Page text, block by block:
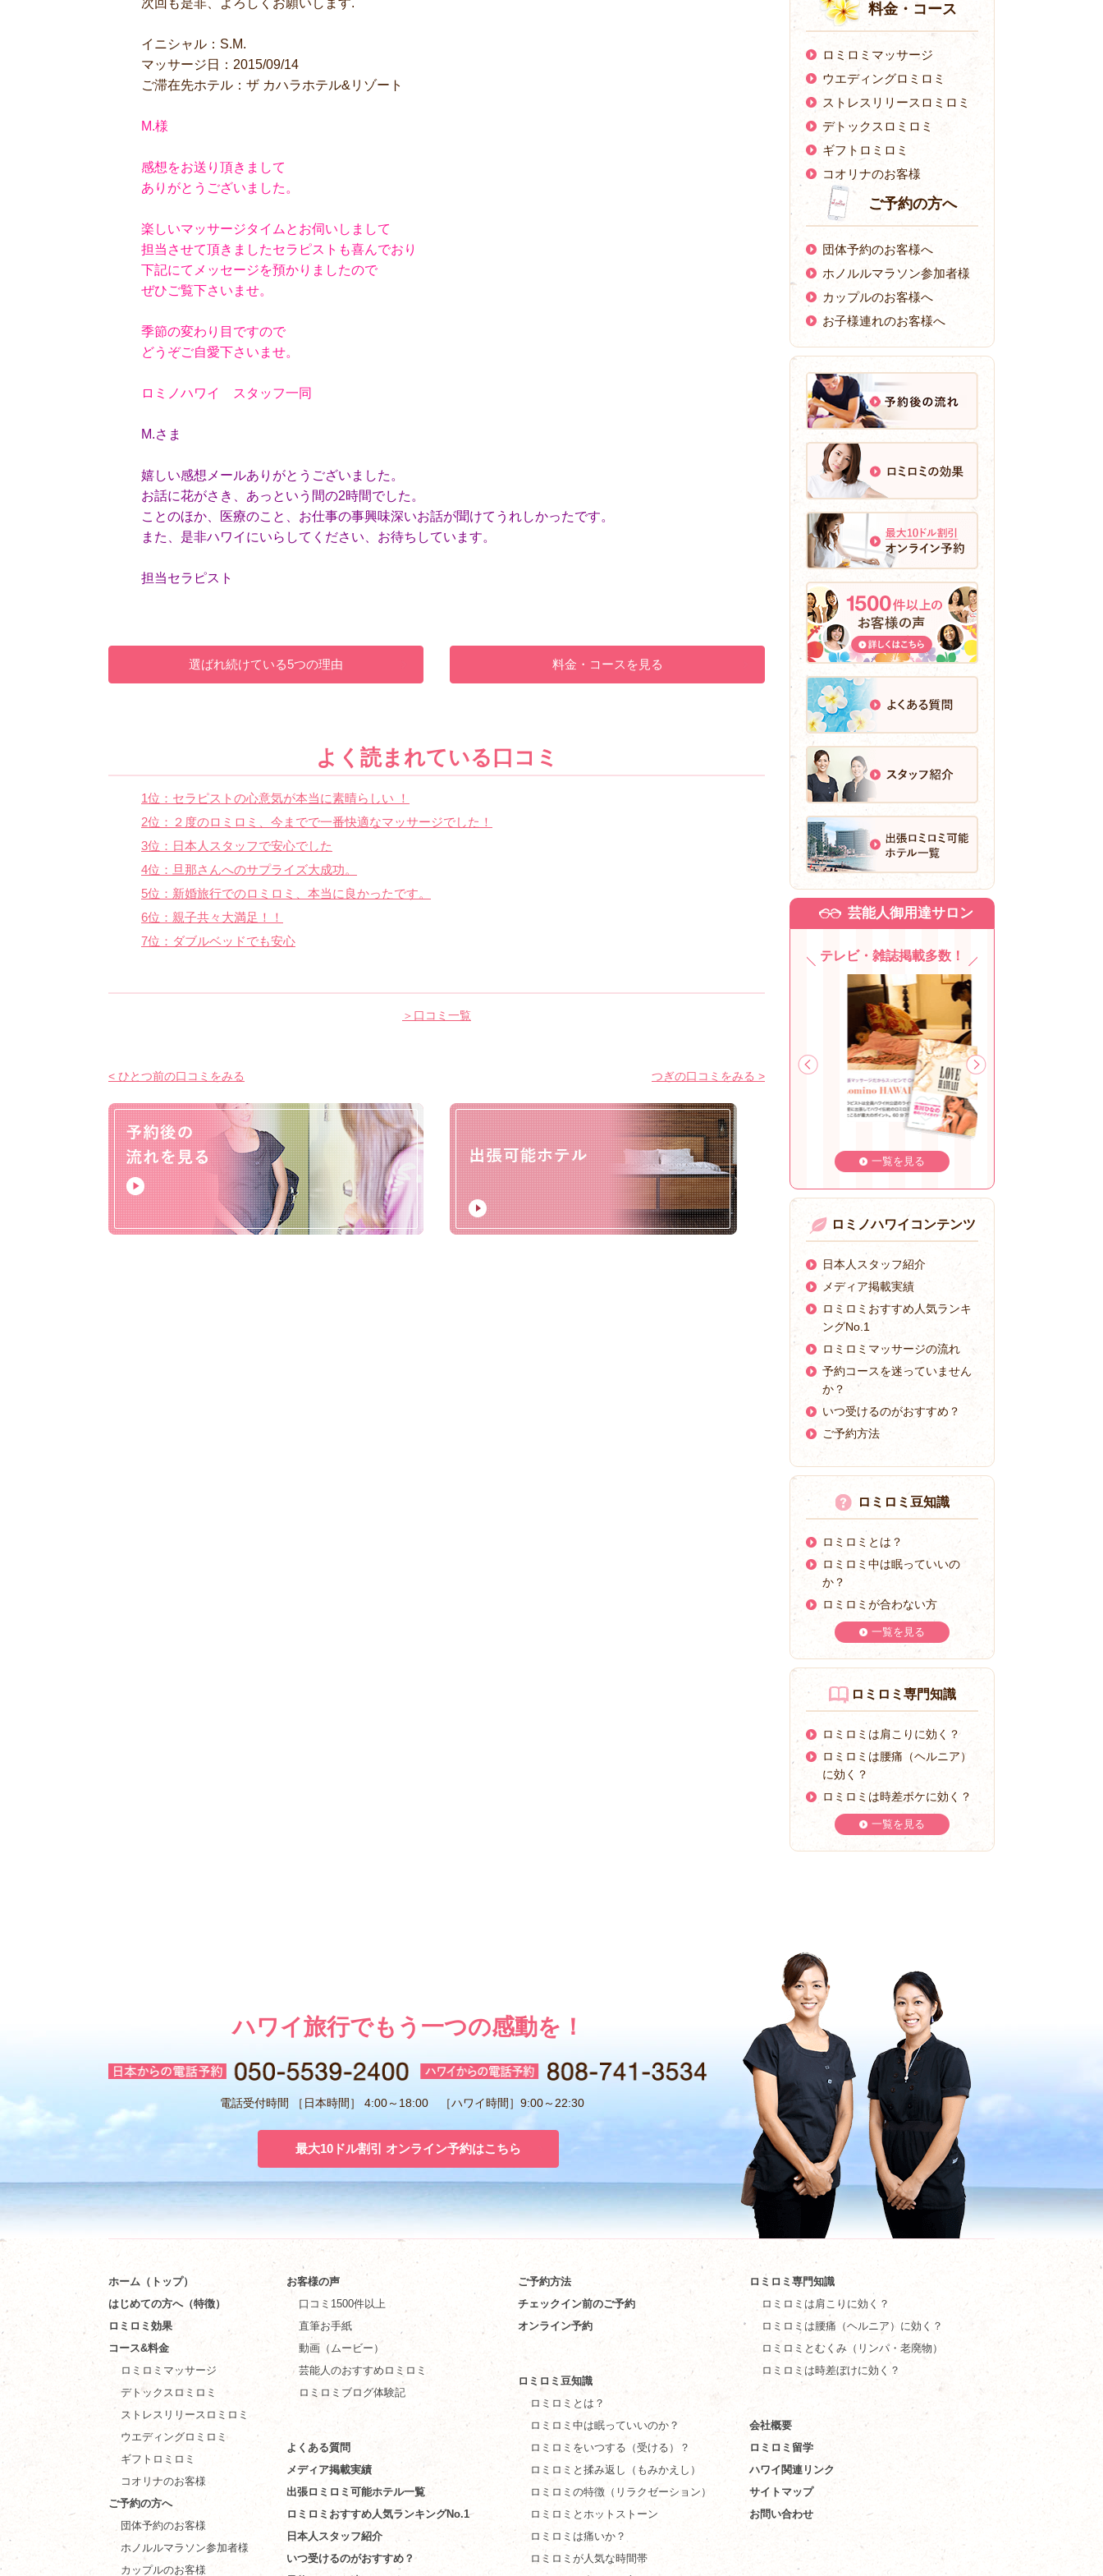
次回も是非、よろしくお願いします.
イニシャル：S.M.
マッサージ日：2015/09/14
ご滞在先ホテル：ザ カハラホテル&リゾート
M.様
感想をお送り頂きまして
ありがとうございました。
楽しいマッサージタイムとお伺いしまして
担当させて頂きましたセラピストも喜んでおり
下記にてメッセージを預かりましたので
ぜひご覧下さいませ。
季節の変わり目ですので
どうぞご自愛下さいませ。
ロミノハワイ スタッフ一同
M.さま
嬉しい感想メールありがとうございました。
お話に花がさき、あっという間の2時間でした。
ことのほか、医療のこと、お仕事の事興味深いお話が聞けてうれしかったです。
また、是非ハワイにいらしてください、お待ちしています。
担当セラピスト
選ばれ続けている5つの理由 料金・コースを見る
よく読まれている口コミ
1位：セラピストの心意気が本当に素晴らしい ！
2位：２度のロミロミ、今までで一番快適なマッサージでした！
3位：日本人スタッフで安心でした
4位：旦那さんへのサプライズ大成功。
5位：新婚旅行でのロミロミ、本当に良かったです。
6位：親子共々大満足！！
7位：ダブルベッドでも安心
＞口コミ一覧
< ひとつ前の口コミをみる つぎの口コミをみる >
料金・コース
ロミロミマッサージ
ウエディングロミロミ
ストレスリリースロミロミ
デトックスロミロミ
ギフトロミロミ
コオリナのお客様
ご予約の方へ
団体予約のお客様へ
ホノルルマラソン参加者様
カップルのお客様へ
お子様連れのお客様へ
芸能人御用達サロン
テレビ・雑誌掲載多数！
一覧を見る
ロミノハワイコンテンツ
日本人スタッフ紹介
メディア掲載実績
ロミロミおすすめ人気ランキ
ングNo.1
ロミロミマッサージの流れ
予約コースを迷っていません
か？
いつ受けるのがおすすめ？
ご予約方法
ロミロミ豆知識
ロミロミとは？
ロミロミ中は眠っていいの
か？
ロミロミが合わない方
一覧を見る
ロミロミ専門知識
ロミロミは肩こりに効く？
ロミロミは腰痛（ヘルニア）
に効く？
ロミロミは時差ボケに効く？
一覧を見る
ハワイ旅行でもう一つの感動を！
電話受付時間 ［日本時間］ 4:00～18:00 ［ハワイ時間］9:00～22:30
最大10ドル割引 オンライン予約はこちら
ホーム（トップ）
はじめての方へ（特徴）
ロミロミ効果
コース&料金
ロミロミマッサージ
デトックスロミロミ
ストレスリリースロミロミ
ウエディングロミロミ
ギフトロミロミ
コオリナのお客様
ご予約の方へ
団体予約のお客様
ホノルルマラソン参加者様
カップルのお客様
お客様の声
口コミ1500件以上
直筆お手紙
動画（ムービー）
芸能人のおすすめロミロミ
ロミロミブログ体験記
よくある質問
メディア掲載実績
出張ロミロミ可能ホテル一覧
ロミロミおすすめ人気ランキングNo.1
日本人スタッフ紹介
いつ受けるのがおすすめ？
ご予約方法
チェックイン前のご予約
オンライン予約
ロミロミ豆知識
ロミロミとは？
ロミロミ中は眠っていいのか？
ロミロミをいつする（受ける）？
ロミロミと揉み返し（もみかえし）
ロミロミの特徴（リラクゼーション）
ロミロミとホットストーン
ロミロミは痛いか？
ロミロミが人気な時間帯
ロミロミ専門知識
ロミロミは肩こりに効く？
ロミロミは腰痛（ヘルニア）に効く？
ロミロミとむくみ（リンパ・老廃物）
ロミロミは時差ぼけに効く？
会社概要
ロミロミ留学
ハワイ関連リンク
サイトマップ
お問い合わせ